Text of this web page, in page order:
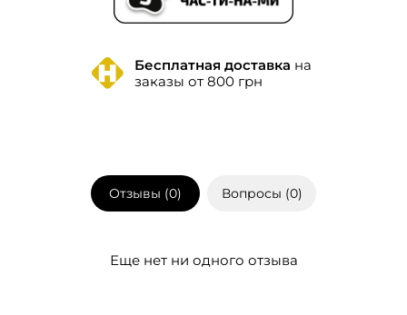
Бесплатная доставка на
заказы от 800 грн
Отзывы (0) Вопросы (0)
Еще нет ни одного отзыва